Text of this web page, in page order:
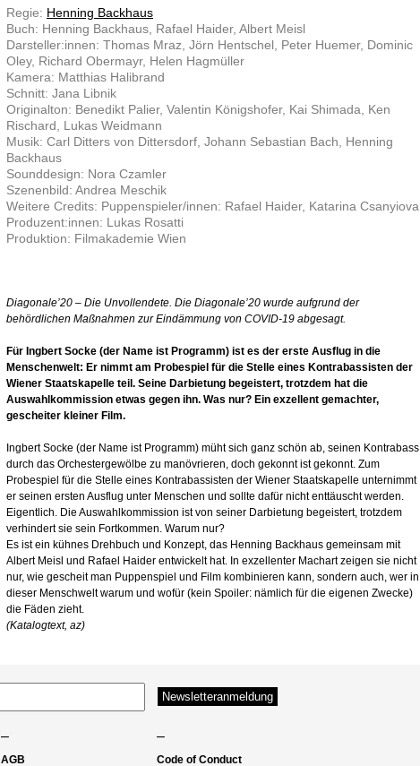
Regie: Henning Backhaus
Buch: Henning Backhaus, Rafael Haider, Albert Meisl
Darsteller:innen: Thomas Mraz, Jörn Hentschel, Peter Huemer, Dominic
Oley, Richard Obermayr, Helen Hagmüller
Kamera: Matthias Halibrand
Schnitt: Jana Libnik
Originalton: Benedikt Palier, Valentin Königshofer, Kai Shimada, Ken
Rischard, Lukas Weidmann
Musik: Carl Ditters von Dittersdorf, Johann Sebastian Bach, Henning
Backhaus
Sounddesign: Nora Czamler
Szenenbild: Andrea Meschik
Weitere Credits: Puppenspieler/innen: Rafael Haider, Katarina Csanyiova
Produzent:innen: Lukas Rosatti
Produktion: Filmakademie Wien
Diagonale’20 – Die Unvollendete. Die Diagonale’20 wurde aufgrund der
behördlichen Maßnahmen zur Eindämmung von COVID-19 abgesagt.
Für Ingbert Socke (der Name ist Programm) ist es der erste Ausflug in die
Menschenwelt: Er nimmt am Probespiel für die Stelle eines Kontrabassisten der
Wiener Staatskapelle teil. Seine Darbietung begeistert, trotzdem hat die
Auswahlkommission etwas gegen ihn. Was nur? Ein exzellent gemachter,
gescheiter kleiner Film.
Ingbert Socke (der Name ist Programm) müht sich ganz schön ab, seinen Kontrabass
durch das Orchestergewölbe zu manövrieren, doch gekonnt ist gekonnt. Zum
Probespiel für die Stelle eines Kontrabassisten der Wiener Staatskapelle unternimmt
er seinen ersten Ausflug unter Menschen und sollte dafür nicht enttäuscht werden.
Eigentlich. Die Auswahlkommission ist von seiner Darbietung begeistert, trotzdem
verhindert sie sein Fortkommen. Warum nur?
Es ist ein kühnes Drehbuch und Konzept, das Henning Backhaus gemeinsam mit
Albert Meisl und Rafael Haider entwickelt hat. In exzellenter Machart zeigen sie nicht
nur, wie gescheit man Puppenspiel und Film kombinieren kann, sondern auch, wer in
dieser Menschwelt warum und wofür (kein Spoiler: nämlich für die eigenen Zwecke)
die Fäden zieht.
(Katalogtext, az)
– –
AGB Code of Conduct